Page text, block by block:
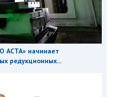
АСТА» начинает
редукционных...